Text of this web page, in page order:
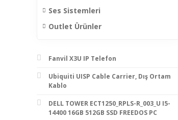
Ses Sistemleri
Outlet Ürünler
Fanvil X3U IP Telefon
Ubiquiti UISP Cable Carrier, Dış Ortam
Kablo
DELL TOWER ECT1250_RPLS-R_003_U I5-
14400 16GB 512GB SSD FREEDOS PC